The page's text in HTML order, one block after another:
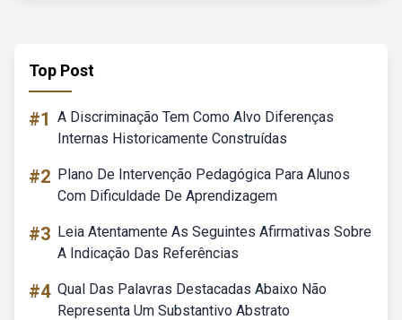
Top Post
#1 A Discriminação Tem Como Alvo Diferenças
Internas Historicamente Construídas
#2 Plano De Intervenção Pedagógica Para Alunos
Com Dificuldade De Aprendizagem
#3 Leia Atentamente As Seguintes Afirmativas Sobre
A Indicação Das Referências
#4 Qual Das Palavras Destacadas Abaixo Não
Representa Um Substantivo Abstrato